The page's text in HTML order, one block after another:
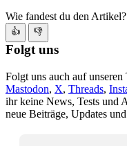
Wie fandest du den Artikel?
👍 👎
Folgt uns
Folgt uns auch auf
Mastodon, X, Threads,
ihr keine News, Tests und
neue Beiträge, Updates